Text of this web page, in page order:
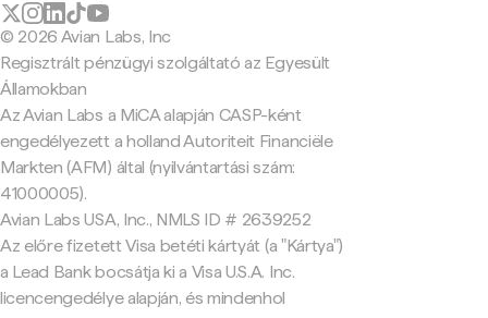
© 2026 Avian Labs, Inc
Regisztrált pénzügyi szolgáltató az Egyesült
Államokban
Az Avian Labs a MiCA alapján CASP-ként
engedélyezett a holland Autoriteit Financiële
Markten (AFM) által (nyilvántartási szám:
41000005).
Avian Labs USA, Inc., NMLS ID # 2639252
Az előre fizetett Visa betéti kártyát (a "Kártya")
a Lead Bank bocsátja ki a Visa U.S.A. Inc.
licencengedélye alapján, és mindenhol